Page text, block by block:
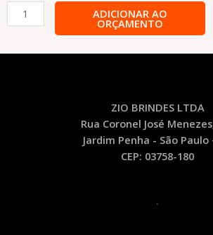
Chaveiro
3
-
ADICIONAR AO
ORÇAMENTO
ZIO BRINDES LTDA
Rua Coronel José
Jardim Penha - São Paulo
CEP: 03758-180
.